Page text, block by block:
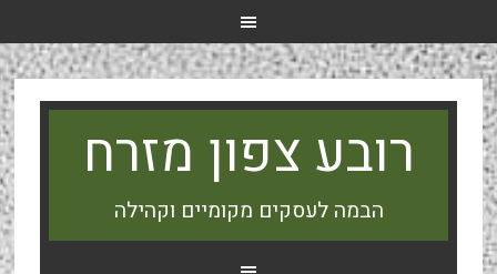
רובע צפון מזרח
הבמה לעסקים מקומיים וקהילה